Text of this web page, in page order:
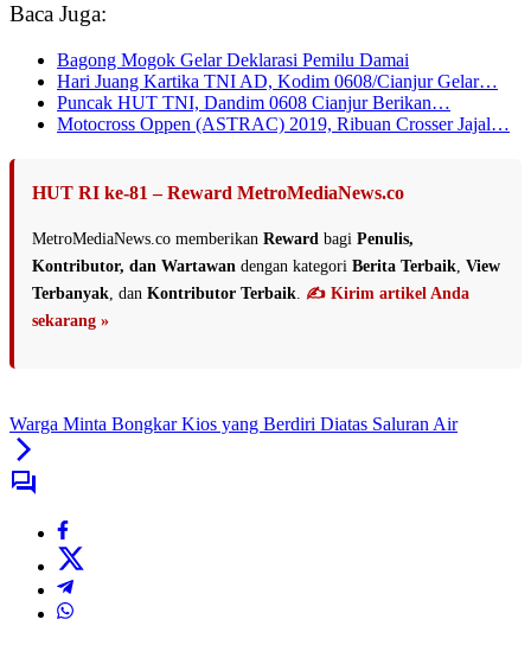
Baca Juga:
Bagong Mogok Gelar Deklarasi Pemilu Damai
Hari Juang Kartika TNI AD, Kodim 0608/Cianjur Gelar…
Puncak HUT TNI, Dandim 0608 Cianjur Berikan…
Motocross Oppen (ASTRAC) 2019, Ribuan Crosser Jajal…
HUT RI ke-81 – Reward MetroMediaNews.co
MetroMediaNews.co memberikan Reward bagi Penulis,
Kontributor, dan Wartawan dengan kategori Berita Terbaik View
Terbanyak , dan Kontributor Terbaik ✍️ Kirim artikel Anda
sekarang »
Warga Minta Bongkar Kios yang Berdiri Diatas Saluran Air